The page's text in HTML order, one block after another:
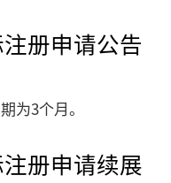
册申请公告
为3个月。
册申请续展